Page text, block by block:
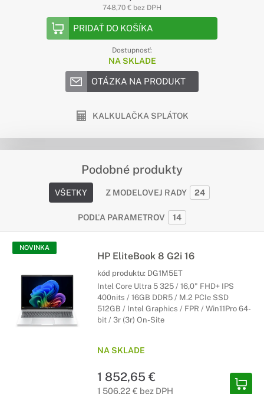
748,70 € bez DPH
PRIDAŤ DO KOŠÍKA
Dostupnosť:
NA SKLADE
OTÁZKA NA PRODUKT
KALKULAČKA SPLÁTOK
Podobné produkty
VŠETKY Z MODELOVEJ RADY 24
PODĽA PARAMETROV 14
NOVINKA
HP EliteBook 8 G2i 16
kód produktu: DG1M5ET
Intel Core Ultra 5 325 / 16,0" FHD+ IPS
400nits / 16GB DDR5 / M.2 PCIe SSD
512GB / Intel Graphics / FPR / Win11Pro 64-
bit / 3r (3r) On-Site
NA SKLADE
1 852,65 €
1 506,22 € bez DPH